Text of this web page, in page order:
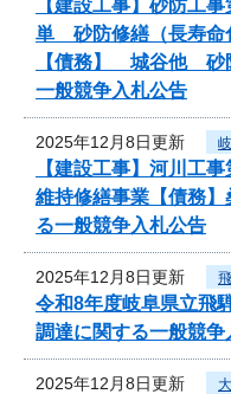
【建設工事】砂防工
単 砂防修繕（長寿命
【債務】 城谷他 砂
一般競争入札公告
2025年12月8日更新
【建設工事】河川工
維持修繕事業【債務
る一般競争入札公告
2025年12月8日更新
令和8年度岐阜県立飛
調達に関する一般競争
2025年12月8日更新